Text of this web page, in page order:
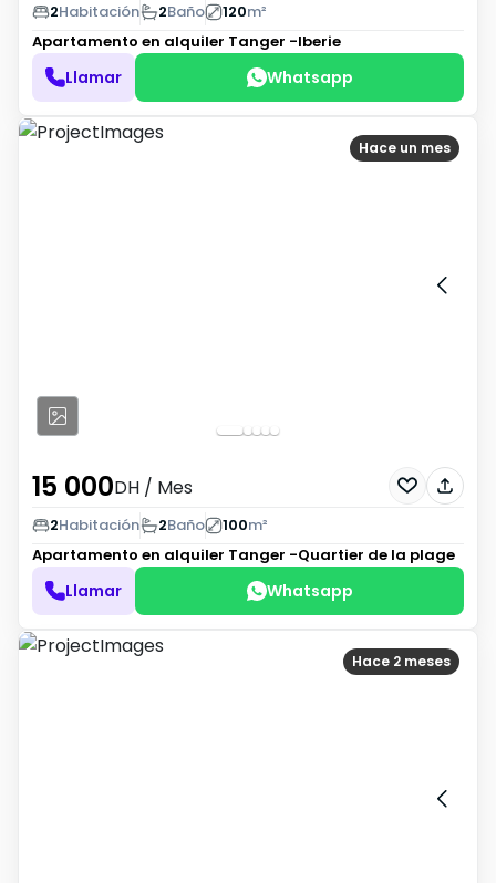
2Habitación 2Baño 120m²
Apartamento en alquiler Tanger -Iberie
Llamar Whatsapp
Hace un mes
15 000DH / Mes
2Habitación 2Baño 100m²
Apartamento en alquiler Tanger -Quartier de la plage
Llamar Whatsapp
Hace 2 meses